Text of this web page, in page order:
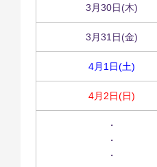
3月30日(木)
3月31日(金)
4月1日(土)
4月2日(日)
・
・
・